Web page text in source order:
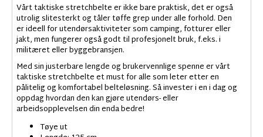
Vårt taktiske stretchbelte er ikke bare praktisk, det er også
utrolig slitesterkt og tåler tøffe grep under alle forhold. Den
er ideell for utendørsaktiviteter som camping, fotturer eller
jakt, men fungerer også godt til profesjonelt bruk, f.eks. i
militæret eller byggebransjen.
Med sin justerbare lengde og brukervennlige spenne er vårt
taktiske stretchbelte et must for alle som leter etter en
pålitelig og komfortabel belteløsning. Så invester i en i dag og
oppdag hvordan den kan gjøre utendørs- eller
arbeidsopplevelsen din enda bedre!
Tøye ut